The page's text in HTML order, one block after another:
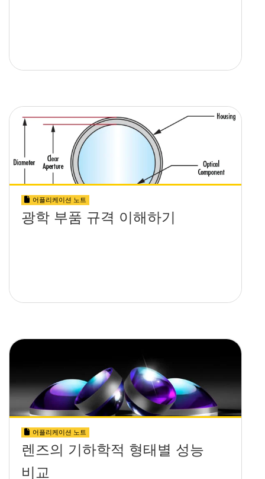
어플리케이션 노트
광학 부품 규격 이해하기
어플리케이션 노트
렌즈의 기하학적 형태별 성능
비교